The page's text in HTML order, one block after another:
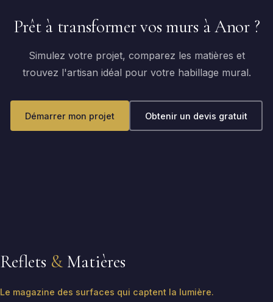
Prêt à transformer vos murs à Anor ?
Simulez votre projet, comparez les matières et
trouvez l'artisan idéal pour votre habillage mural.
Démarrer mon projet Obtenir un devis gratuit
Reflets & Matières
Le magazine des surfaces qui captent la lumière.